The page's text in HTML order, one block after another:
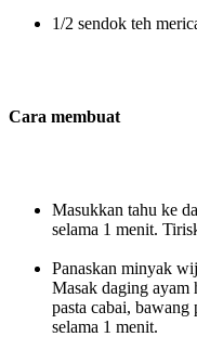
1/2 sendok teh
Cara membuat
Masukkan tahu ke
selama 1 menit.
Panaskan minyak
Masak daging ayam
pasta cabai,
selama 1 menit.